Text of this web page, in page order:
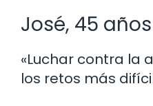
José, 45 años
«Luchar contra la
los retos más